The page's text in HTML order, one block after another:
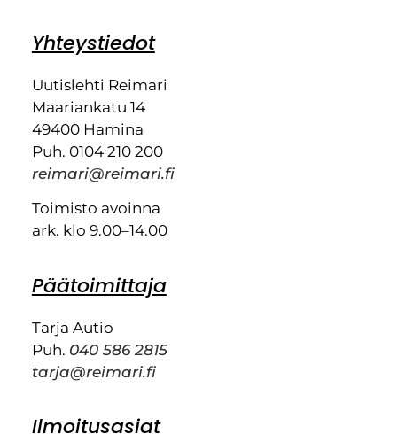
Yhteystiedot
Uutislehti Reimari
Maariankatu 14
49400 Hamina
Puh. 0104 210 200
reimari@reimari.fi
Toimisto avoinna
ark. klo 9.00–14.00
Päätoimittaja
Tarja Autio
Puh. 040 586 2815
tarja@reimari.fi
Ilmoitusasiat